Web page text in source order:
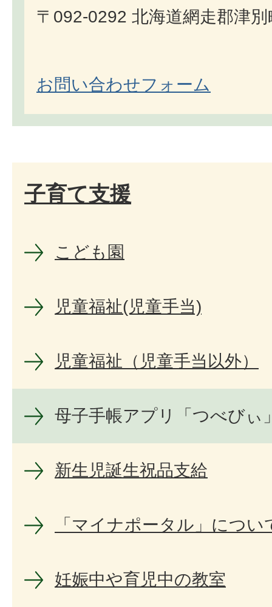
〒092-0292 北海道網走郡津
お問い合わせフォーム
子育て支援
こども園
児童福祉(児童手当)
児童福祉（児童手当以外）
母子手帳アプリ「つべびぃ
新生児誕生祝品支給
「マイナポータル」につい
妊娠中や育児中の教室